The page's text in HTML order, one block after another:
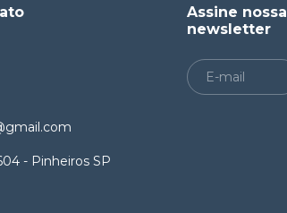
- Pinheiros SP
Assine nossa
newsletter